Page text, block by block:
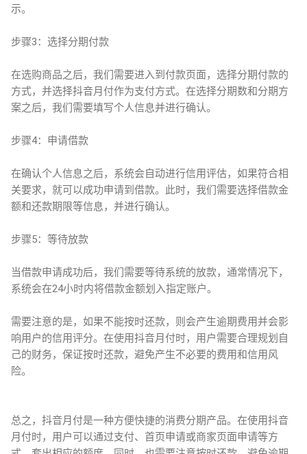
示。
步骤3：选择分期付款
在选购商品之后，我们需要进入到付款页面，选择分期付款的
方式，并选择抖音月付作为支付方式。在选择分期数和分期方
案之后，我们需要填写个人信息并进行确认。
步骤4：申请借款
在确认个人信息之后，系统会自动进行信用评估，如果符合相
关要求，就可以成功申请到借款。此时，我们需要选择借款金
额和还款期限等信息，并进行确认。
步骤5：等待放款
当借款申请成功后，我们需要等待系统的放款，通常情况下，
系统会在24小时内将借款金额划入指定账户。
需要注意的是，如果不能按时还款，则会产生逾期费用并会影
响用户的信用评分。在使用抖音月付时，用户需要合理规划自
己的财务，保证按时还款，避免产生不必要的费用和信用风
险。
总之，抖音月付是一种方便快捷的消费分期产品。在使用抖音
月付时，用户可以通过支付、首页申请或商家页面申请等方